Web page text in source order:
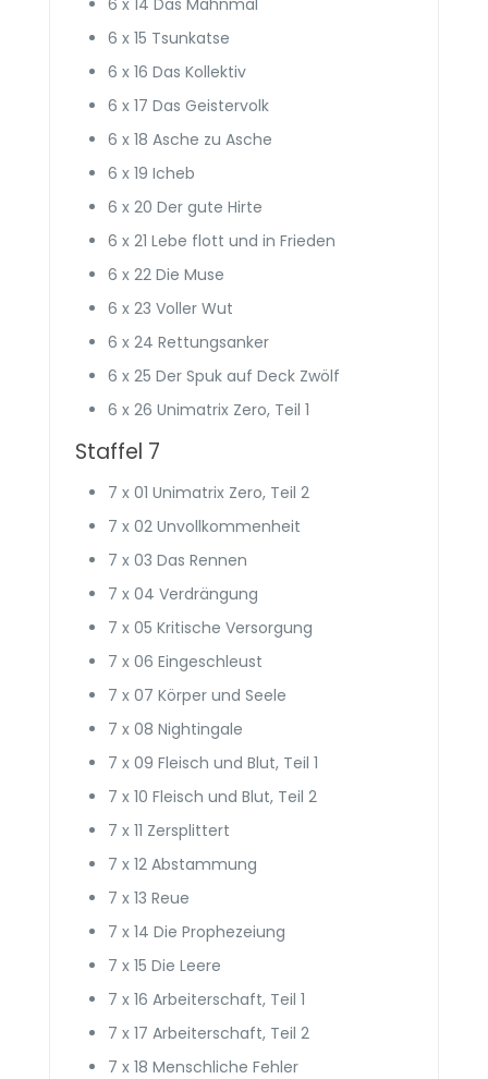
6 x 14 Das Mahnmal
6 x 15 Tsunkatse
6 x 16 Das Kollektiv
6 x 17 Das Geistervolk
6 x 18 Asche zu Asche
6 x 19 Icheb
6 x 20 Der gute Hirte
6 x 21 Lebe flott und in Frieden
6 x 22 Die Muse
6 x 23 Voller Wut
6 x 24 Rettungsanker
6 x 25 Der Spuk auf Deck Zwölf
6 x 26 Unimatrix Zero, Teil 1
Staffel 7
7 x 01 Unimatrix Zero, Teil 2
7 x 02 Unvollkommenheit
7 x 03 Das Rennen
7 x 04 Verdrängung
7 x 05 Kritische Versorgung
7 x 06 Eingeschleust
7 x 07 Körper und Seele
7 x 08 Nightingale
7 x 09 Fleisch und Blut, Teil 1
7 x 10 Fleisch und Blut, Teil 2
7 x 11 Zersplittert
7 x 12 Abstammung
7 x 13 Reue
7 x 14 Die Prophezeiung
7 x 15 Die Leere
7 x 16 Arbeiterschaft, Teil 1
7 x 17 Arbeiterschaft, Teil 2
7 x 18 Menschliche Fehler